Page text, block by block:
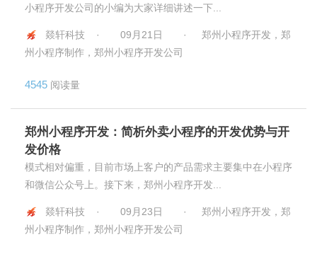
小程序开发公司的小编为大家详细讲述一下...
燚轩科技 · 09月21日 ·
郑州小程序开发，郑
州小程序制作，郑州小程序开发公司
4545 阅读量
郑州小程序开发：简析外卖小程序的开发优势与开
发价格
模式相对偏重，目前市场上客户的产品需求主要集中在小程序
和微信公众号上。接下来，郑州小程序开发...
燚轩科技 · 09月23日 ·
郑州小程序开发，郑
州小程序制作，郑州小程序开发公司